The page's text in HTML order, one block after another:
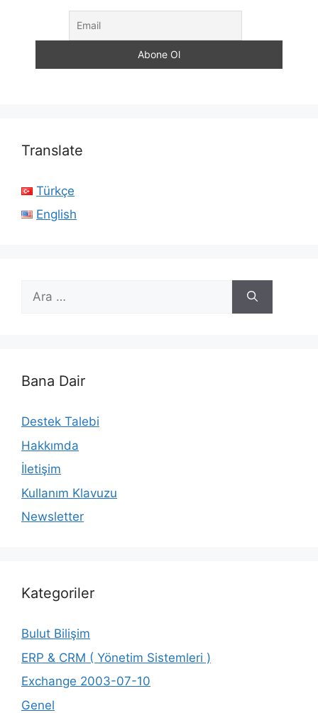
Translate
Türkçe
English
için
Bana Dair
Destek Talebi
Hakkımda
İletişim
Kullanım Klavuzu
Newsletter
Kategoriler
Bulut Bilişim
ERP & CRM ( Yönetim Sistemleri )
Exchange 2003-07-10
Genel